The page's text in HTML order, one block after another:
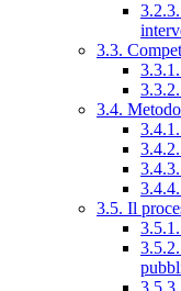
3.3.
3.4.
3.5. Il